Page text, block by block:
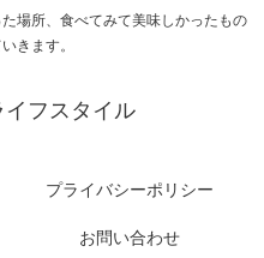
場所、食べてみて美味しかったもの
きます。
フスタイル
プライバシーポリシー
お問い合わせ